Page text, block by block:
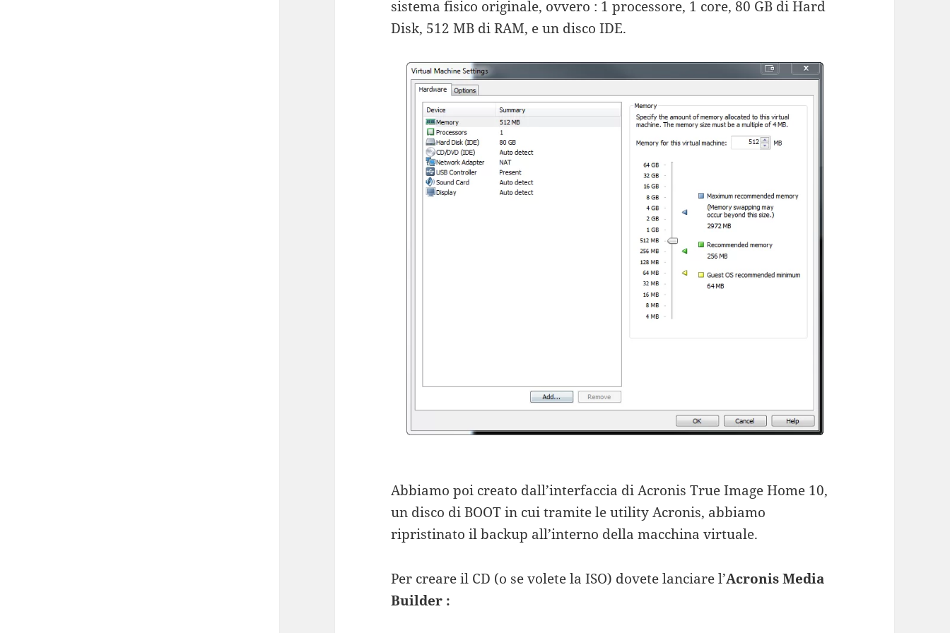
sistema fisico originale, ovvero : 1 processore, 1 core, 80 GB di Hard
Disk, 512 MB di RAM, e un disco IDE.
Abbiamo poi creato dall’interfaccia di Acronis True Image Home 10,
un disco di BOOT in cui tramite le utility Acronis, abbiamo
ripristinato il backup all’interno della macchina virtuale.
Per creare il CD (o se volete la ISO) dovete lanciare l’Acronis Media
Builder :